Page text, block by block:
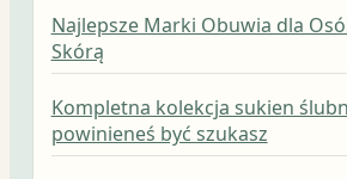
Najlepsze Marki Obuwia dla
Skórą
Kompletna kolekcja sukien
powinieneś być szukasz